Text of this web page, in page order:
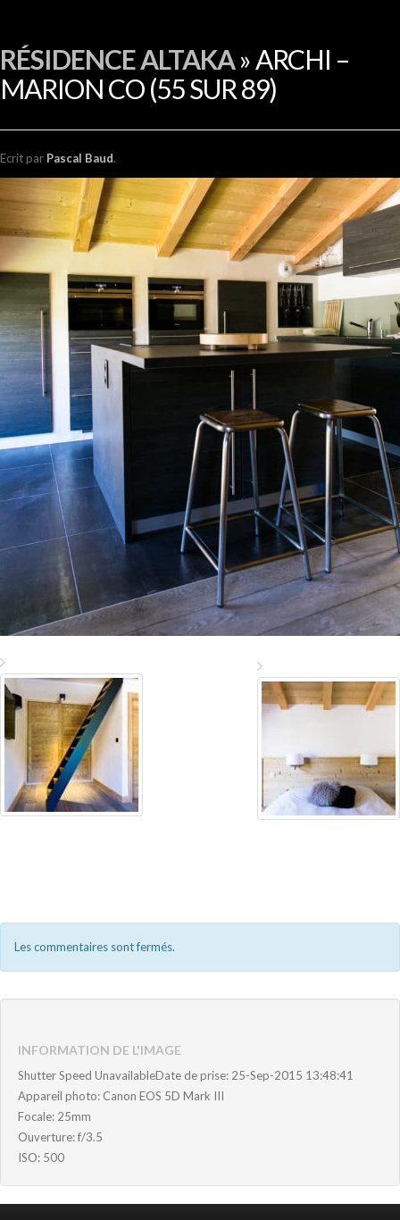
RÉSIDENCE ALTAKA» ARCHI –
MARION CO (55 SUR 89)
Ecrit par Pascal Baud.
Les commentaires sont fermés.
INFORMATION DE L'IMAGE
Shutter Speed UnavailableDate de prise: 25-Sep-2015 13:48:41
Appareil photo: Canon EOS 5D Mark III
Focale: 25mm
Ouverture: f/3.5
ISO: 500